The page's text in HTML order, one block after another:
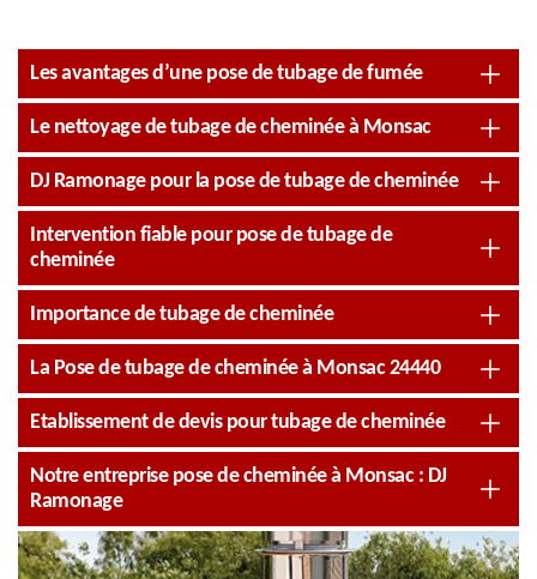
Les avantages d’une pose de tubage de fumée
Le nettoyage de tubage de cheminée à Monsac
DJ Ramonage pour la pose de tubage de cheminée
Intervention fiable pour pose de tubage de
cheminée
Importance de tubage de cheminée
La Pose de tubage de cheminée à Monsac 24440
Etablissement de devis pour tubage de cheminée
Notre entreprise pose de cheminée à Monsac : DJ
Ramonage